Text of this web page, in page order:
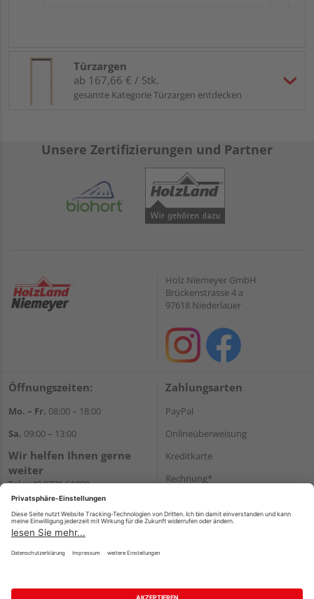
Türzargen
ab 167,66 € / Stk.
gesamte Kategorie Türzargen entdecken
Unsere Zertifizierungen und Partner
Holz Niemeyer GmbH
Brückenstrasse 4 a
97618 Niederlauer
Öffnungszeiten:
Mo. – Fr. 08:00 – 18:00
Sa. 09:00 – 13:00
Wir helfen Ihnen gerne
weiter
Tel.:+49 9771 61880
E-Mail:info@holzland-
niemeyer.de
Zahlungsarten
PayPal
Onlineüberweisung
Kreditkarte
Rechnung*
Versand
Impressum AGB Widerruf Datenschutz